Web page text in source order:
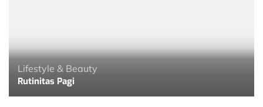
Lifestyle & Beauty
Rutinitas Pagi
Lifestyle & Beauty